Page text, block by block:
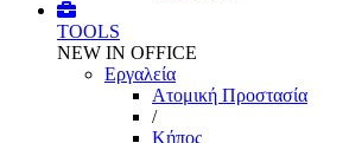
TOOLS
NEW IN OFFICE
Εργαλεία
Aτομική Προστασία
/
Kήπος